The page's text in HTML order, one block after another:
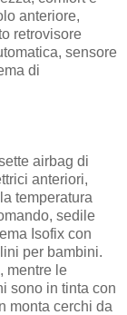
anteriore,
retrovisore
sensore
di
airbag di
anteriori,
temperatura
sedile
Isofix con
per bambini.
mentre le
sono in tinta con
monta cerchi da